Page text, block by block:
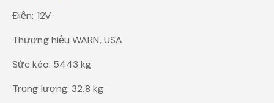
Điện: 12V
Thương hiệu WARN, USA
Sức kéo: 5443 kg
Trọng lượng: 32.8 kg